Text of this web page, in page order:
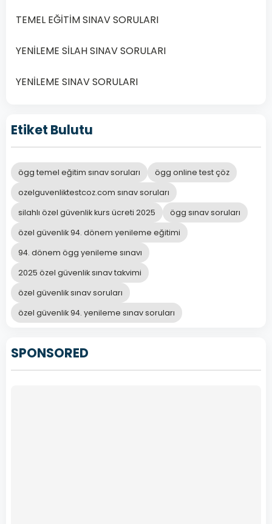
Devamını
TEMEL EĞİTİM SINAV SORULARI
YENİLEME SİLAH SINAV SORULARI
YENİLEME SINAV SORULARI
Etiket Bulutu
ögg temel eğitim sınav soruları
ögg online test çöz
ozelguvenliktestcoz.com sınav soruları
silahlı özel güvenlik kurs ücreti 2025
ögg sınav soruları
özel güvenlik 94. dönem yenileme eğitimi
94. dönem ögg yenileme sınavı
2025 özel güvenlik sınav takvimi
özel güvenlik sınav soruları
özel güvenlik 94. yenileme sınav soruları
SPONSORED